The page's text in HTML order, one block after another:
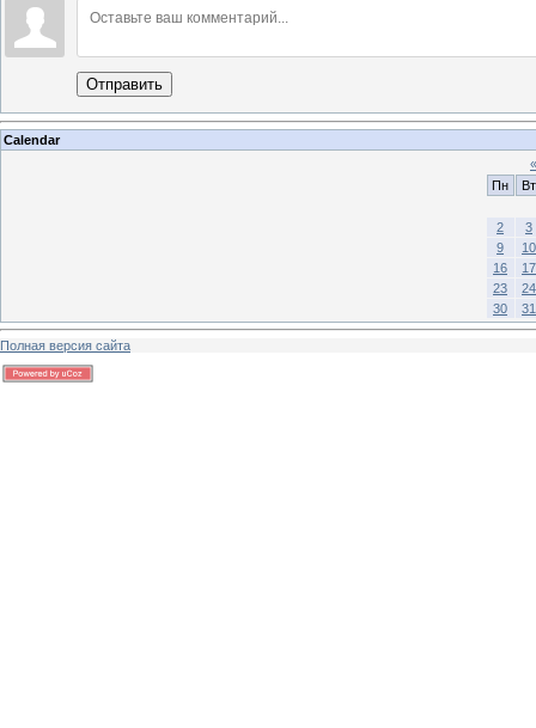
Отправить
Calendar
«
Пн
Вт
2
3
9
10
16
17
23
24
30
31
Полная версия сайта